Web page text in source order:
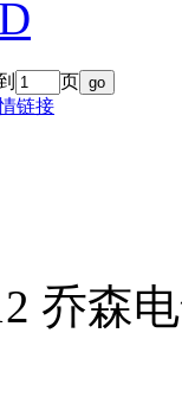
页
链接
乔